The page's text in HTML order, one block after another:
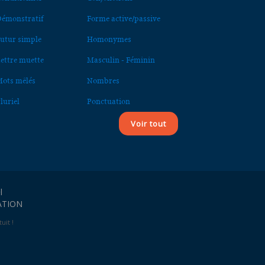
Forme active/passive
simple Homonymes
muette Masculin - Féminin
mêlés Nombres
Ponctuation
Voir tout
!